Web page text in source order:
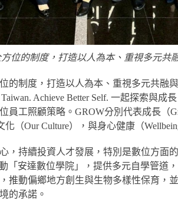
位的制度，打造以人為本、重視多元共
的制度，打造以人為本、重視多元共融
Taiwan. Achieve Better Self. 一起探索與成
員工照顧策略。GROW分別代表成長（
化（Our Culture），與身心健康（
，持續投資人才發展，特別是數位方面
「安達數位學院」，提供多元自學管道
推動偏鄉地方創生與生物多樣性保育，
的承諾。